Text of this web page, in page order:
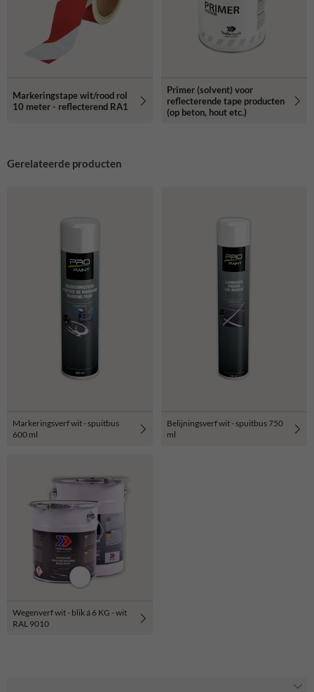
Markeringstape wit/rood rol
10 meter - reflecterend RA1
Primer (solvent) voor
reflecterende tape producten
(op beton, hout etc.)
Gerelateerde producten
Markeringsverf wit - spuitbus
600 ml
Belijningsverf wit - spuitbus 750
ml
Wegenverf wit - blik á 6 KG - wit
RAL 9010